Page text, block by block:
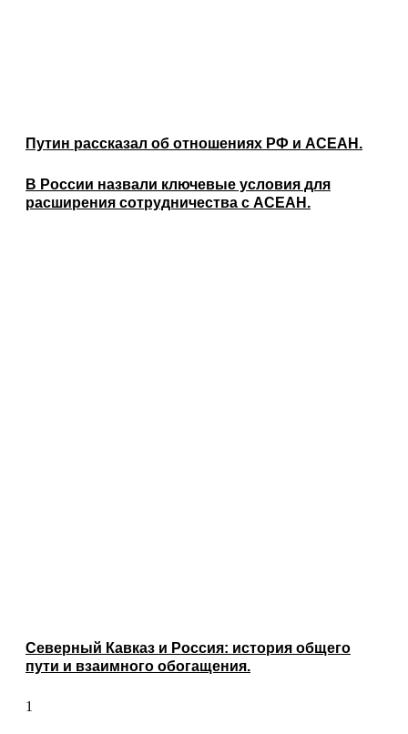
Путин рассказал об отношениях РФ и АСЕАН.
В России назвали ключевые условия для
расширения сотрудничества с АСЕАН.
Северный Кавказ и Россия: история общего
пути и взаимного обогащения.